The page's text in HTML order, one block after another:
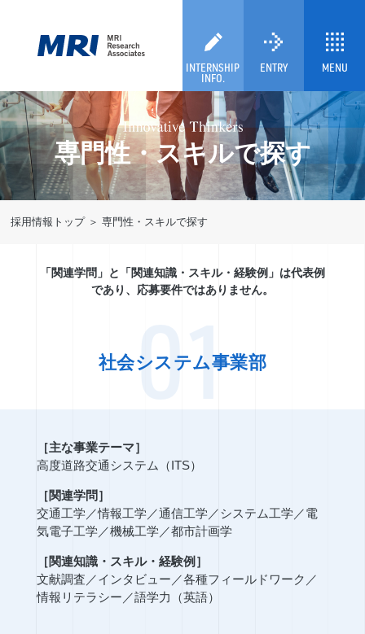
INTERNSHIP
INFO.
ENTRY MENU
専門性・スキルで探す
採用情報トップ 専門性・スキルで探す
「関連学問」と「関連知識・スキル・経験例」は代表例
であり、応募要件ではありません。
01
社会システム事業部
［主な事業テーマ］
高度道路交通システム（ITS）
［関連学問］
交通工学 ／情報工学 ／通信工学 ／システム工学 ／電
気電子工学 ／機械工学 ／都市計画学
［関連知識・スキル・経験例］
文献調査／インタビュー／各種フィールドワーク ／
情報リテラシー／語学力（英語）